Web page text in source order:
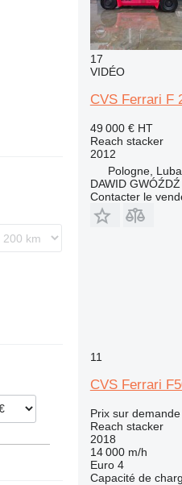
17
VIDÉO
CVS Ferrari F
49 000 € HT
Reach stacker
2012
Pologne,
DAWID GWÓŹDŹ
Contacter le
11
CVS Ferrari
Prix sur demande
Reach stacker
2018
14 000 m/h
Euro 4
Capacité de